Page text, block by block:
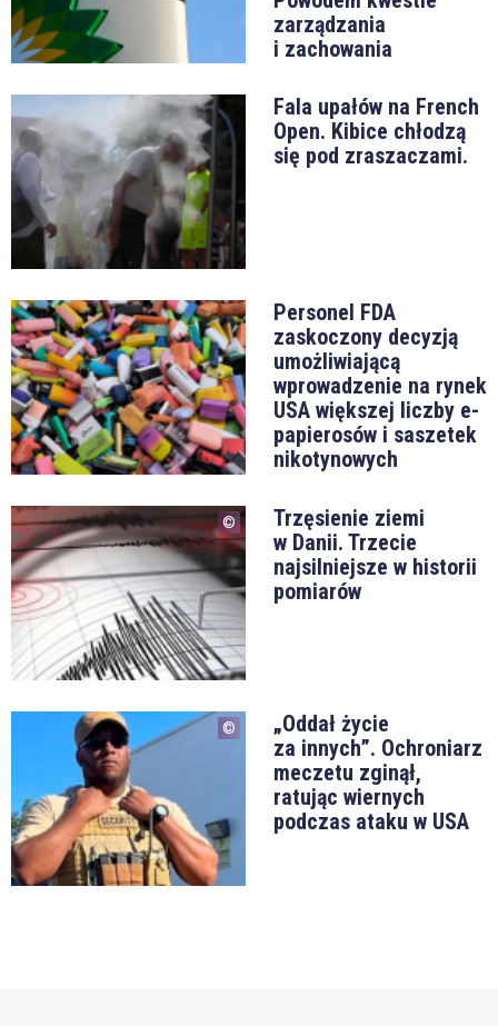
zarządzania
i zachowania
Fala upałów na French
Open. Kibice chłodzą
się pod zraszaczami.
Personel FDA
zaskoczony decyzją
umożliwiającą
wprowadzenie na rynek
USA większej liczby e-
papierosów i saszetek
nikotynowych
Trzęsienie ziemi
w Danii. Trzecie
najsilniejsze w historii
pomiarów
„Oddał życie
za innych”. Ochroniarz
meczetu zginął,
ratując wiernych
podczas ataku w USA